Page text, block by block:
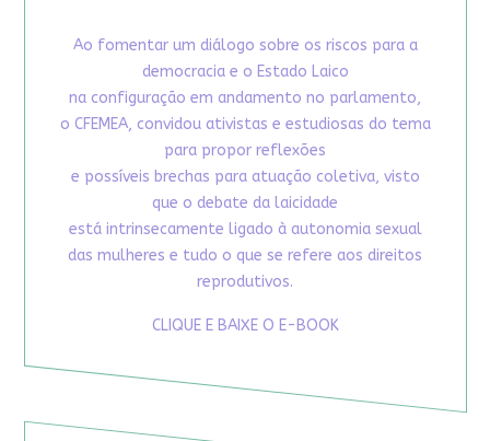
Ao fomentar um diálogo sobre os riscos para a
democracia e o Estado Laico
na configuração em andamento no parlamento,
o CFEMEA, convidou ativistas e estudiosas do tema
para propor reflexões
e possíveis brechas para atuação coletiva, visto
que o debate da laicidade
está intrinsecamente ligado à autonomia sexual
das mulheres e tudo o que se refere aos direitos
reprodutivos.
CLIQUE E BAIXE O E-BOOK